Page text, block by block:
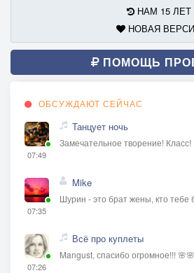
НАМ 15 ЛЕТ
НОВАЯ
ПОМОЩЬ
ОБСУЖДАЮТ СЕЙЧАС
07:49
Танцует ночь
Замечательное творение! Класс!
07:35
Mike
Шурин - это брат жены, кто тебе
07:26
Всё про куплеты
Mangust, спасибо огромное!!!